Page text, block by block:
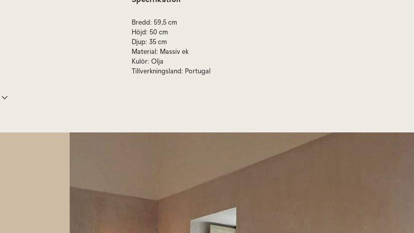
Bredd: 59,5 cm
Höjd: 50 cm
Djup: 35 cm
Material: Massiv ek
Kulör: Olja
Tillverkningsland: Portugal